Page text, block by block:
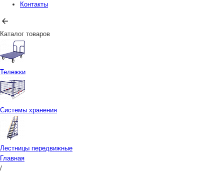
Контакты
Каталог товаров
Тележки
Системы хранения
Лестницы передвижные
Главная
/